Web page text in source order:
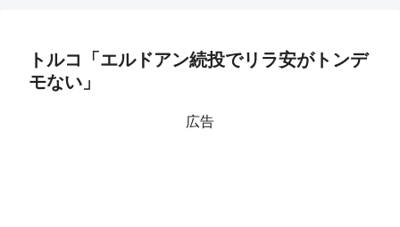
トルコ「エルドアン続投でリラ安がトンデ
モない」
広告